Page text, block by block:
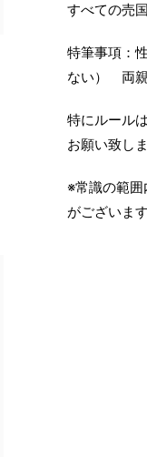
すべての売
特筆事項：
ない） 両
特にルール
お願い致しま
※常識の範
がございま